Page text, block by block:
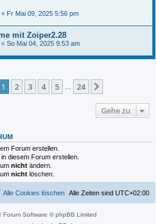
« Fr Mai 09, 2025 5:56 pm
mit Zoiper2.28
« So Mai 04, 2025 9:53 am
1von 24
1 2 3 4 5 24
Gehe zu
Forum erstellen.
diesem Forum erstellen.
nicht ändern.
nicht löschen.
Alle Zeiten sind UTC+02:00
Alle Cookies löschen
Forum Software © phpBB Limited